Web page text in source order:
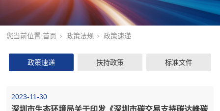
您当前位置:首页 政策法规 政策速递
政策速递 扶持政策 标准文件
2023-11-30
深圳市生态环境局关于印发《深圳市碳交易支持碳达峰碳